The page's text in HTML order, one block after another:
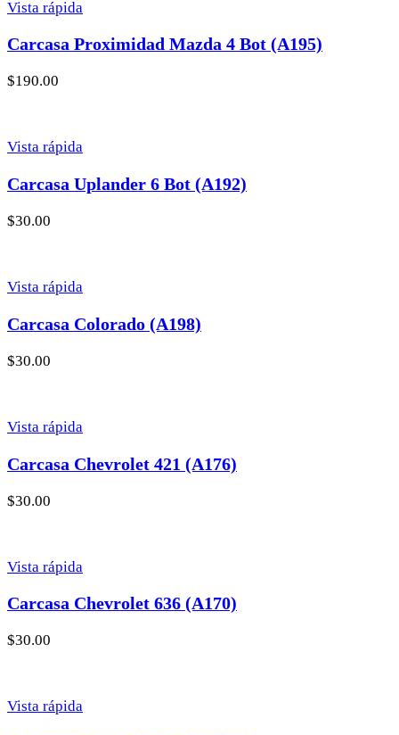
Vista rápida
Carcasa Proximidad Mazda 4 Bot (A195)
$190.00
Vista rápida
Carcasa Uplander 6 Bot (A192)
$30.00
Vista rápida
Carcasa Colorado (A198)
$30.00
Vista rápida
Carcasa Chevrolet 421 (A176)
$30.00
Vista rápida
Carcasa Chevrolet 636 (A170)
$30.00
Vista rápida